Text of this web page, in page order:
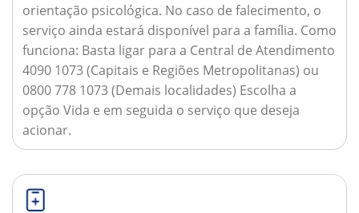
orientação psicológica. No caso de falecimento, o
serviço ainda estará disponível para a família. Como
funciona: Basta ligar para a Central de Atendimento
4090 1073 (Capitais e Regiões Metropolitanas) ou
0800 778 1073 (Demais localidades) Escolha a
opção Vida e em seguida o serviço que deseja
acionar.